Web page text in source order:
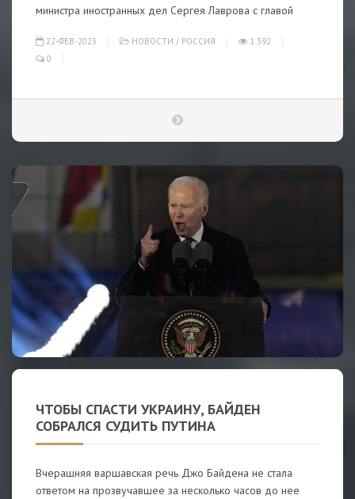
министра иностранных дел Сергея Лаврова с главой
22-ФЕВ-2023 НОВОСТИ / РОССИЯ
1 392
0
ЧТОБЫ СПАСТИ УКРАИНУ, БАЙДЕН
СОБРАЛСЯ СУДИТЬ ПУТИНА
Вчерашняя варшавская речь Джо Байдена не стала
ответом на прозвучавшее за несколько часов до нее